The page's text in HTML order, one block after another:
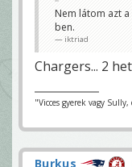
Nem látom azt a
ben.
iktriad
Chargers... 2
"Vicces gyerek vagy
Burkus